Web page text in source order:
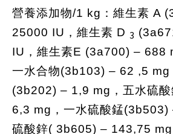
營養添加物/1 kg：維生素 A
25000 IU，維生素 D 3
IU，維生素E (3a700) – 688
一水合物(3b103) – 62 ,5 mg
(3b202) – 1,9 mg，五水硫
6,3 mg，一水硫酸錳(3b503)
硫酸鋅( 3b605) – 143,75 mg